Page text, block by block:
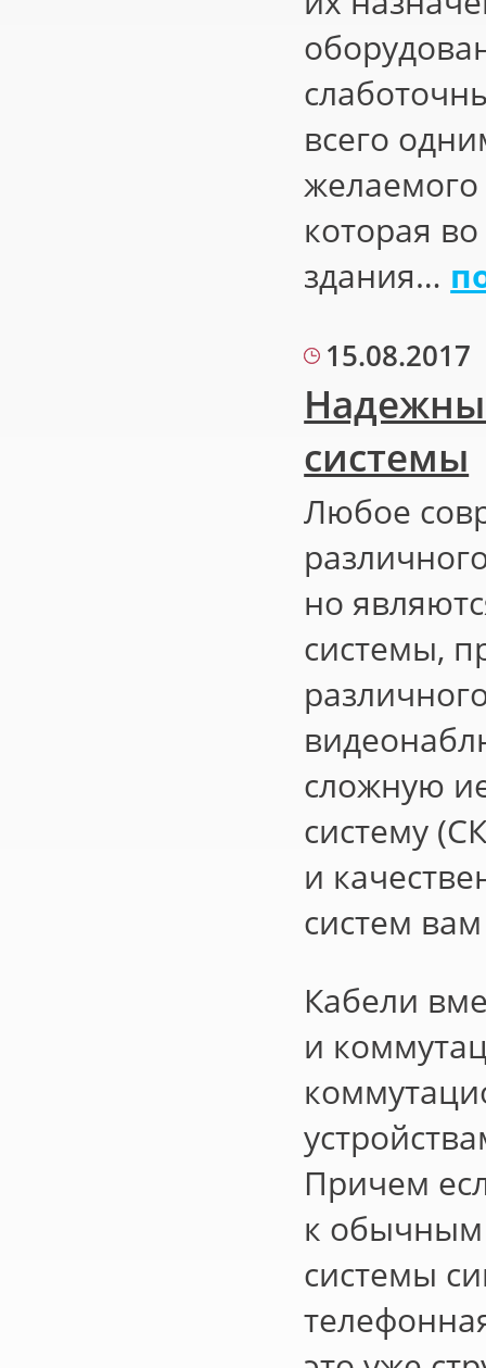
всего
желаемого
которая
здания…
15.08.2017
системы
Любое
но
системы,
сложную
систему (
и
систем
Кабели
и
Причем
к обычным
системы